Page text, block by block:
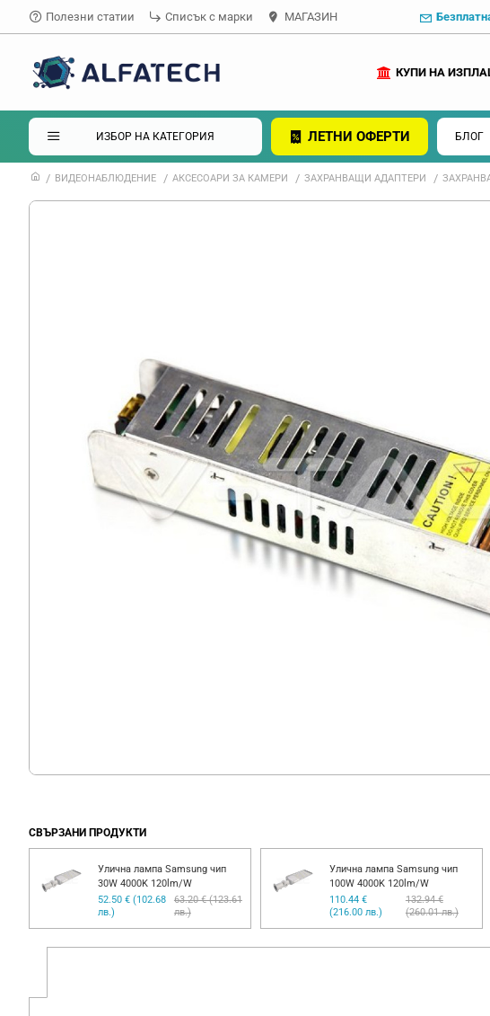
Полезни статии Списък с марки МАГАЗИН
КУПИ НА
ИЗБОР НА КАТЕГОРИЯ ЛЕТНИ ОФЕРТИ БЛОГ
ВИДЕОНАБЛЮДЕНИЕ АКСЕСОАРИ ЗА КАМЕРИ ЗАХРАНВАЩИ АДАПТЕРИ
СВЪРЗАНИ ПРОДУКТИ
Улична лампа Samsung чип
30W 4000K 120lm/W
52.50 € (102.68
лв.)
63.20 € (123.61
лв.)
Улична лампа Samsung чип
100W 4000K 120lm/W
110.44 €
(216.00 лв.)
132.94 €
(260.01 лв.)